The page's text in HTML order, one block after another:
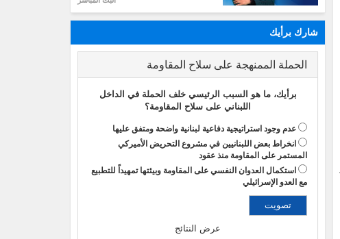
شارك برأيك
الحملة الممنهجة على سلاح المقاومة
برأيك، ما هو السبب الرئيسي خلف الحملة في الداخل
اللبناني على سلاح المقاومة؟
عدم وجود استراتيجية دفاعية لبنانية واضحة ومتفق عليها
انخراط بعض اللبنانيين في مشروع التحريض الأميركي
المستمر على المقاومة منذ عقود
استكمال العدوان النفسي على المقاومة وبيئتها تمهيداً للتطبيع
مع العدو الإسرائيلي
عرض النتائج